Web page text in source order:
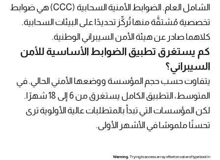
الشامل العام. الضوابط الأمنية السحابية (CCC) هي ضوابط
تخصصية مُشتقَّة منها تُركِّز تحديدًا على البيئات السحابية.
كلاهما صادر عن هيئة الأمن السيبراني الوطنية.
كم يستغرق تطبيق الضوابط الأساسية للأمن
السيبراني؟
يتفاوت حسب حجم المؤسسة ووضعها الأمني الحالي. في
المتوسط، التطبيق الكامل يستغرق من 6 إلى 18 شهرًا.
لكن المؤسسات التي تبدأ بالمتطلبات عالية الأولوية ترى
تحسنًا ملموسًا في الأشهر الأولى.
Warning: Trying to access array offset on value of type bool in